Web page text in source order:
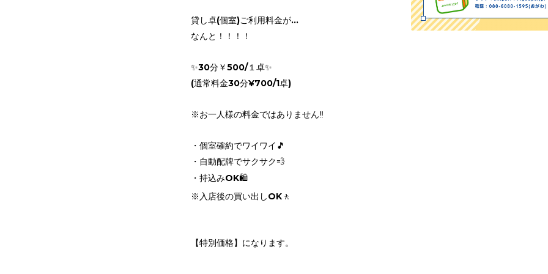
貸し卓(個室)ご利用料金が…
なんと！！！！
✨30分￥500/１卓✨
(通常料金30分¥700/1卓)
※お一人様の料金ではありません‼️
・個室確約でワイワイ🎵
・自動配牌でサクサク💨
・持込みOK🛍️
※入店後の買い出しOK🚶
【特別価格】になります。